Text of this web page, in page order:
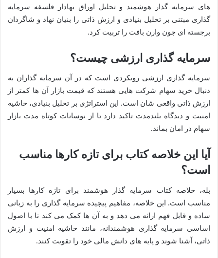
های سرمایه گذار هوشمند و تحلیل اوراق بهادار فلسفه سرمایه
گذاری مبتنی بر تحلیل بنیادی و ارزش ذاتی را بنیان نهاد و شاگردان
برجسته ای چون وارن بافت را تربیت کرد.
سرمایه گذاری ارزشی چیست؟
سرمایه گذاری ارزشی رویکردی است که در آن سرمایه گذاران به
دنبال خرید سهام شرکت هایی هستند که قیمت بازار آن ها کمتر از
ارزش ذاتی واقعی شان است. این استراتژی بر تحلیل بنیادی، حاشیه
امنیت و دیدگاه بلندمدت تاکید دارد تا از نوسانات کوتاه مدت بازار
سهام در امان بماند.
آیا این خلاصه کتاب برای تازه کارها مناسب
است؟
بله، خلاصه کتاب سرمایه گذار هوشمند برای تازه کارها بسیار
مناسب است. این خلاصه، مفاهیم پیچیده سرمایه گذاری را به زبانی
ساده و قابل فهم ارائه می دهد و به آن ها کمک می کند تا با اصول
اساسی سرمایه گذاری هوشمندانه، مانند حاشیه امنیت و ارزش
ذاتی، آشنا شوند و پایه های دانش مالی خود را تقویت کنند.